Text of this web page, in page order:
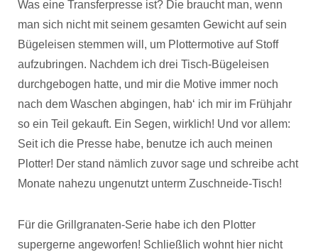
Was eine Transferpresse ist? Die braucht man, wenn
man sich nicht mit seinem gesamten Gewicht auf sein
Bügeleisen stemmen will, um Plottermotive auf Stoff
aufzubringen. Nachdem ich drei Tisch-Bügeleisen
durchgebogen hatte, und mir die Motive immer noch
nach dem Waschen abgingen, hab‘ ich mir im Frühjahr
so ein Teil gekauft. Ein Segen, wirklich! Und vor allem:
Seit ich die Presse habe, benutze ich auch meinen
Plotter! Der stand nämlich zuvor sage und schreibe acht
Monate nahezu ungenutzt unterm Zuschneide-Tisch!
Für die Grillgranaten-Serie habe ich den Plotter
supergerne angeworfen! Schließlich wohnt hier nicht